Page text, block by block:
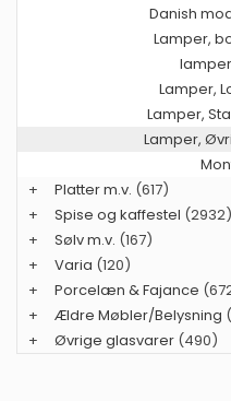
Danish
Lamper,
Lamper,
Lamper,
Lamper,
+
Platter m.v. (617)
+
Spise og kaffestel (2932)
+
Sølv m.v. (167)
+
Varia (120)
+
Porcelæn & Fajance
+
Ældre Møbler/Belysning
+
Øvrige glasvarer (490)